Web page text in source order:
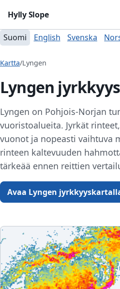
Hylly Slope
Suomi English Svenska
Kartta/Lyngen
Lyngen
Lyngen on Pohjois-Norjan
vuoristoalueita. Jyrkät
vuonot ja nopeasti vaihtuva
rinteen kaltevuuden
tärkeää ennen reittien
Avaa Lyngen